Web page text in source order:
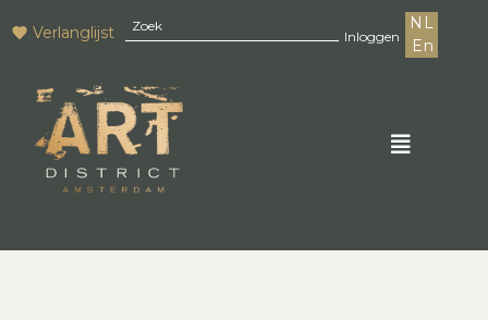
Verlanglijst Inloggen
NL
En